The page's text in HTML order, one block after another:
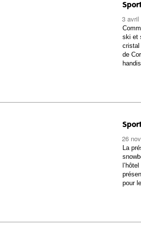
3 avril
ski et
cristal
de
26
La
pour